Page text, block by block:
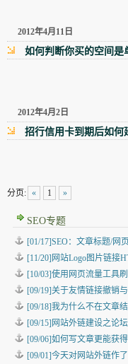
2012年4月11日
如何判断你买的空间是
2012年4月2日
招行信用卡到期后如何
分页: « 1 »
SEO专题
[01/17]SEO：文章标题/网
[11/20]网站Logo图片链接
[10/03]使用网页流量工具
[09/19]关于友情链接撤销
[09/18]我为什么不在文章
[09/15]网站外链建设之论
[09/06]如何写文章更能获
[09/01]今天对网站外链作